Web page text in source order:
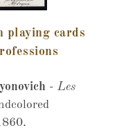
playing cards
- Les